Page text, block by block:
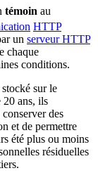
témoin au
HTTP
un serveur HTTP
chaque
conditions.
sur le
20 ans, ils
des
et de permettre
été plus ou moins
résiduelles